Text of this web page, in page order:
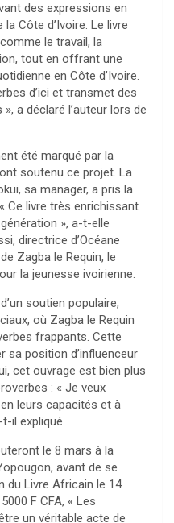
des expressions en
Côte d’Ivoire. Le livre
le travail, la
tout en offrant une
en Côte d’Ivoire.
d’ici et transmet des
a déclaré l’auteur lors de
été marqué par la
soutenu ce projet. La
sa manager, a pris la
Ce livre très enrichissant
», a-t-elle
directrice d’Océane
Zagba le Requin, le
la jeunesse ivoirienne.
soutien populaire,
où Zagba le Requin
frappants. Cette
sa position d’influenceur
cet ouvrage est bien plus
: « Je veux
leurs capacités et à
t-il expliqué.
le 8 mars à la
avant de se
du Livre Africain le 14
F CFA, « Les
un véritable acte de